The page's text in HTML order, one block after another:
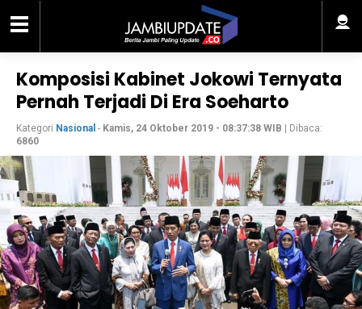
Komposisi Kabinet Jokowi Ternyata
Pernah Terjadi Di Era Soeharto
Kategori Nasional - Kamis, 24 Oktober 2019 - 08:37:38 WIB | Dibaca:
6860